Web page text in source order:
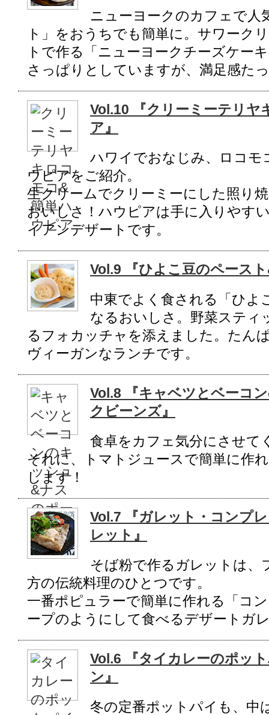
ニューヨークのカフェで人
ト」をおうちでも簡単に。サワーク
トで作る「ニューヨークチーズケー
さっぱりとしていますが、満足感た
Vol.10 『クリーミーテリヤ
ア』
ハワイでおなじみ、ロコ
ウピアをご紹介。
生クリームでクリーミーにした照り
おいしさ！ハウピアは手に入りやす
イアンデザートです。
Vol.9 『ひよこ豆のペース
中東でよく食される「ひよ
なるおいしさ。野菜スティ
るフォカッチャを添えました。たん
ヴィーガンなランチです。
Vol.8 『キャベツとベーコ
クビーンズ』
食卓をカフェ気分にさせて
それに、トマトジュースで簡単に作
します！
Vol.7 『ガレット・コンプ
レット』
そば粉で作るガレットは、
方の伝統料理のひとつです。
一番ポピュラーで簡単に作れる「コ
ープのようにして食べるデザートガ
Vol.6 『タイカレーのポッ
ン』
冬の定番ポットパイも、中